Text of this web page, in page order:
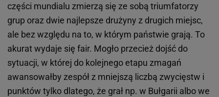
części mundialu zmierzą się ze sobą triumfatorzy
grup oraz dwie najlepsze drużyny z drugich miejsc,
ale bez względu na to, w którym państwie grają. To
akurat wydaje się fair. Mogło przecież dojść do
sytuacji, w której do kolejnego etapu zmagań
awansowałby zespół z mniejszą liczbą zwycięstw i
punktów tylko dlatego, że grał np. w Bułgarii albo we